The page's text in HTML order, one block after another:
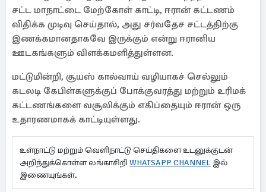
சட்ட மாநாட்டை மேற்கோள் காட்டி, ஈரான் கட்டணம்
விதிக்க முடிவு செய்தால், அது சர்வதேச சட்டத்திற்கு
இணக்கமானதாகவே இருக்கும் என்று ஈரானிய
ஊடகங்களும் விளக்கமளித்துள்ளன.
மட்டுமின்றி, சூயஸ் கால்வாய் வழியாகச் செல்லும்
கடலடி கேபிள்களுக்குப் போக்குவரத்து மற்றும் உரிமக்
கட்டணங்களை வசூலிக்கும் எகிப்தையும் ஈரான் ஒரு
உதாரணமாகக் காட்டியுள்ளது.
உள்நாட்டு மற்றும் வெளிநாட்டு செய்திகளை உடனுக்குடன்
அறிந்துக்கொள்ள லங்காசிறி WHATSAPP CHANNEL இல்
இணையுங்கள்.